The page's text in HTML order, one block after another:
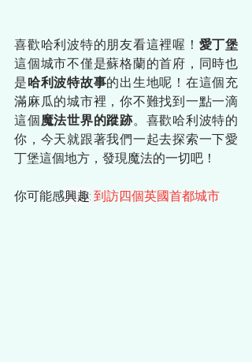
喜歡哈利波特的朋友看這裡喔！ 愛丁堡
這個城市不僅是蘇格蘭的首府，同時也
是哈利波特故事的出生地呢！在這個充
滿麻瓜的城市裡，你不難找到一點一滴
這個魔法世界的蹤跡。喜歡哈利波特的
你，今天就跟著我們一起去探索一下愛
丁堡這個地方，發現魔法的一切吧！
你可能感興趣: 到訪四個英國首都城市